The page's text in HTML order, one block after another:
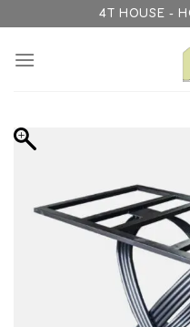
to
content
4T HOUSE -